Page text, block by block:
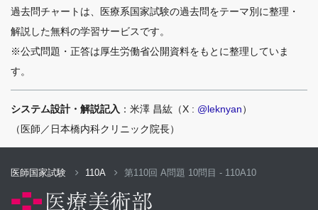
過去問チャートは、医療系国家試験の過去問をテーマ別に整理・
解説した無料の学習サービスです。
※公式問題・正答は厚生労働省公開資料をもとに整理していま
す。
システム設計・解説記入 ：米澤 昌紘（X : @leknyan）
（医師／日本橋内科クリニック院長）
医師国家試験 110A 第110回 A問題 10問目 - 110A10